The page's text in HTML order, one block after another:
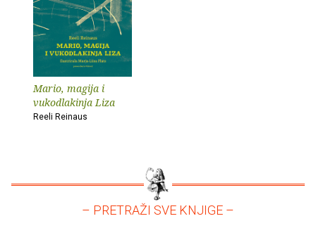
Mario, magija i
vukodlakinja Liza
Reeli Reinaus
– PRETRAŽI SVE KNJIGE –